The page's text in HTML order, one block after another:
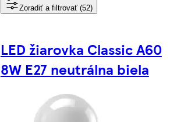
Zoradiť a filtrovať (52)
LED žiarovka Classic A60
8W E27 neutrálna biela